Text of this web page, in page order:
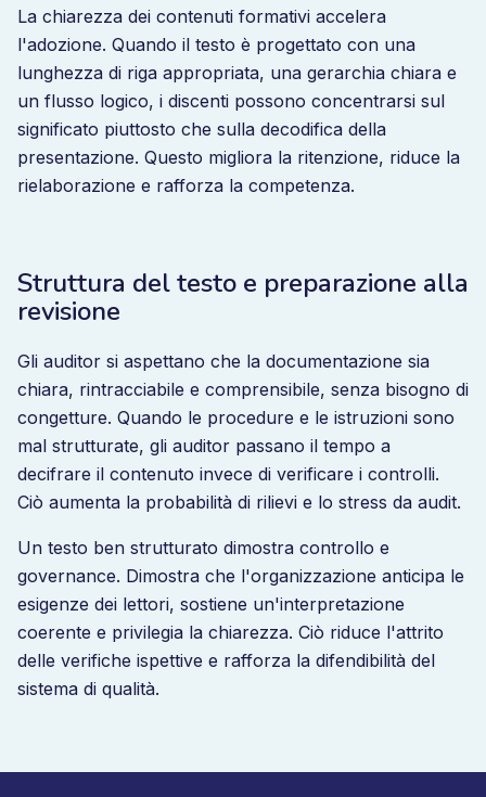
La chiarezza dei contenuti formativi accelera
l'adozione. Quando il testo è progettato con una
lunghezza di riga appropriata, una gerarchia chiara e
un flusso logico, i discenti possono concentrarsi sul
significato piuttosto che sulla decodifica della
presentazione. Questo migliora la ritenzione, riduce la
rielaborazione e rafforza la competenza.
Struttura del testo e preparazione alla
revisione
Gli auditor si aspettano che la documentazione sia
chiara, rintracciabile e comprensibile, senza bisogno di
congetture. Quando le procedure e le istruzioni sono
mal strutturate, gli auditor passano il tempo a
decifrare il contenuto invece di verificare i controlli.
Ciò aumenta la probabilità di rilievi e lo stress da audit.
Un testo ben strutturato dimostra controllo e
governance. Dimostra che l'organizzazione anticipa le
esigenze dei lettori, sostiene un'interpretazione
coerente e privilegia la chiarezza. Ciò riduce l'attrito
delle verifiche ispettive e rafforza la difendibilità del
sistema di qualità.